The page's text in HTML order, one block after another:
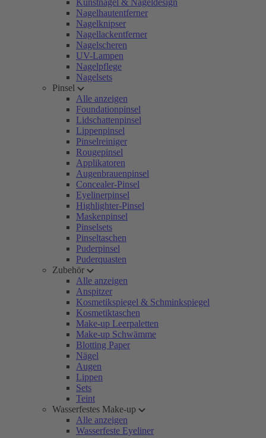
Kunstnägel & Nageldesign
Nagelhautentferner
Nagelknipser
Nagellackentferner
Nagelscheren
UV-Lampen
Nagelpflege
Nagelsets
Pinsel
Alle anzeigen
Foundationpinsel
Lidschattenpinsel
Lippenpinsel
Pinselreiniger
Rougepinsel
Applikatoren
Augenbrauenpinsel
Concealer-Pinsel
Eyelinerpinsel
Highlighter-Pinsel
Maskenpinsel
Pinselsets
Pinseltaschen
Puderpinsel
Puderquasten
Zubehör
Alle anzeigen
Anspitzer
Kosmetikspiegel & Schminkspiegel
Kosmetiktaschen
Make-up Leerpaletten
Make-up Schwämme
Blotting Paper
Nägel
Augen
Lippen
Sets
Teint
Wasserfestes Make-up
Alle anzeigen
Wasserfeste Eyeliner